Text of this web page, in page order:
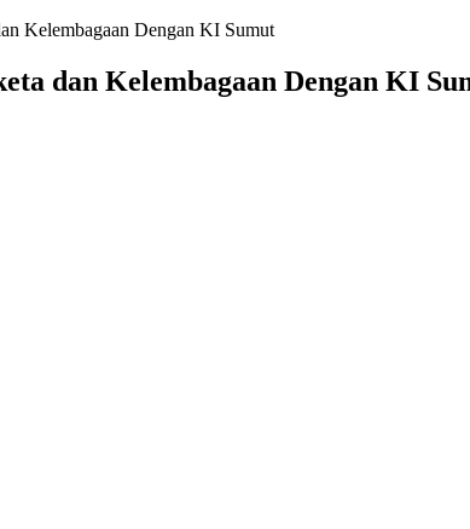
Kelembagaan Dengan KI Sumut
dan Kelembagaan Dengan KI